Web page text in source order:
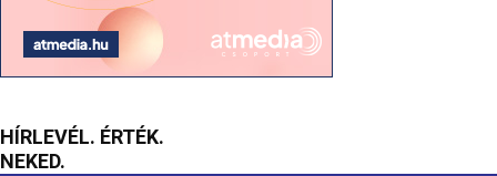
HÍRLEVÉL. ÉRTÉK.
NEKED.